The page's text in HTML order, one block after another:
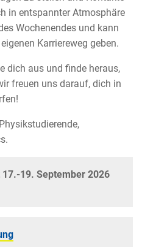
in entspannter Atmosphäre
Wochenendes und kann
Karriereweg geben.
dich aus und finde heraus,
freuen uns darauf, dich in
19. September 2026